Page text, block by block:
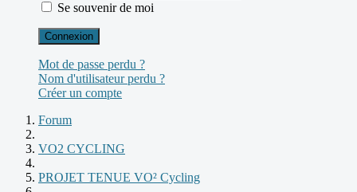
Se souvenir de moi
Connexion
Mot de passe perdu ?
Nom d'utilisateur perdu ?
Créer un compte
Forum
VO2 CYCLING
PROJET TENUE VO² Cycling